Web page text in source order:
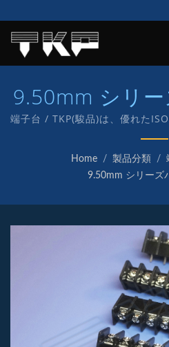
9.50mm シリー
台
端子台 / TKP(駿品)は、優れた
ネクタメーカーで、1987年に設
ータ用のさまざまなコネクタの
ランドを持って取り
Home / 製品分類 /
9.50mm シリーズ